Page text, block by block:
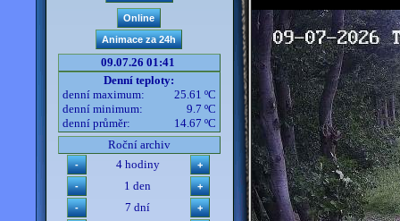
09.07.26 01:41
Denní teploty:
denní maximum:
25.61 ºC
denní minimum:
9.7 ºC
denní průměr:
14.67 ºC
Roční archiv
4 hodiny
1 den
7 dní